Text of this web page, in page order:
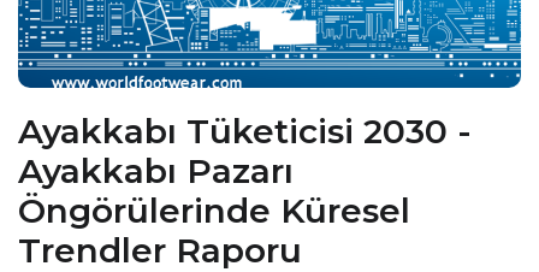
Ayakkabı Tüketicisi 2030 -
Ayakkabı Pazarı
Öngörülerinde Küresel
Trendler Raporu